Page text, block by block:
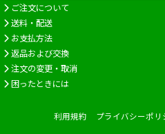
ご注文について
送料・配送
お支払方法
返品および交換
注文の変更・取消
困ったときには
利用規約 プライバシーポリ